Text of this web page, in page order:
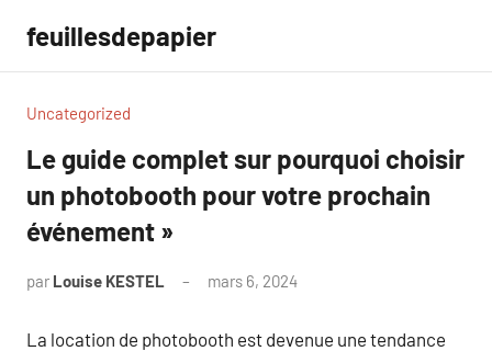
contenu
feuillesdepapier
Uncategorized
Le guide complet sur pourquoi choisir
un photobooth pour votre prochain
événement »
par Louise KESTEL mars 6, 2024
La location de photobooth est devenue une tendance